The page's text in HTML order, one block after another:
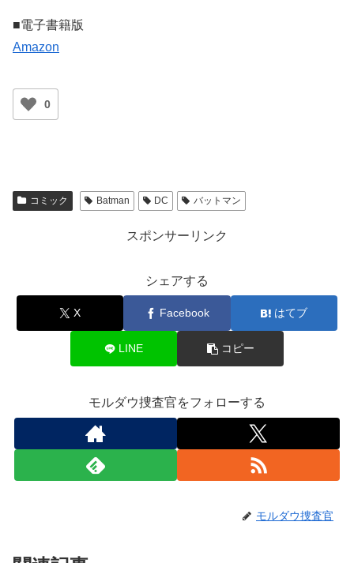
■電子書籍版
Amazon
0
コミック Batman DC バットマン
スポンサーリンク
シェアする
X Facebook はてブ
LINE コピー
モルダウ捜査官をフォローする
モルダウ捜査官